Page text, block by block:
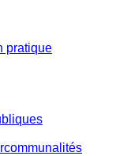
pratique